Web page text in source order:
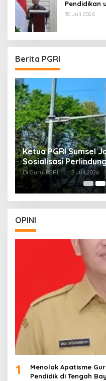
Pendidikan
Tunggu
30 Juli 2026
Berita PGRI
Ketua PGRI Sumsel
Sosialisasi
Di Guru, PGRI | 13 Juli 2026
OPINI
1
Menolak Apatisme
Pendidik di Tengah